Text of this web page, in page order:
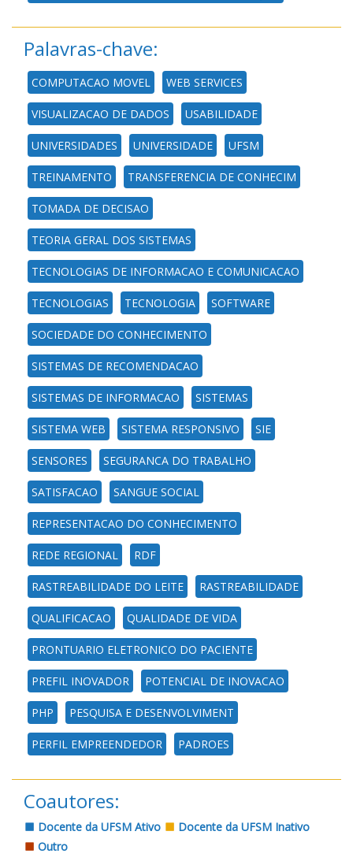
Palavras-chave:
COMPUTACAO MOVEL WEB SERVICES
VISUALIZACAO DE DADOS USABILIDADE
UNIVERSIDADES UNIVERSIDADE UFSM
TREINAMENTO TRANSFERENCIA DE CONHECIM
TOMADA DE DECISAO
TEORIA GERAL DOS SISTEMAS
TECNOLOGIAS DE INFORMACAO E COMUNICACAO
TECNOLOGIAS TECNOLOGIA SOFTWARE
SOCIEDADE DO CONHECIMENTO
SISTEMAS DE RECOMENDACAO
SISTEMAS DE INFORMACAO SISTEMAS
SISTEMA WEB SISTEMA RESPONSIVO SIE
SENSORES SEGURANCA DO TRABALHO
SATISFACAO SANGUE SOCIAL
REPRESENTACAO DO CONHECIMENTO
REDE REGIONAL RDF
RASTREABILIDADE DO LEITE RASTREABILIDADE
QUALIFICACAO QUALIDADE DE VIDA
PRONTUARIO ELETRONICO DO PACIENTE
PREFIL INOVADOR POTENCIAL DE INOVACAO
PHP PESQUISA E DESENVOLVIMENT
PERFIL EMPREENDEDOR PADROES
Coautores:
Docente da UFSM Ativo
Docente da UFSM Inativo
Outro